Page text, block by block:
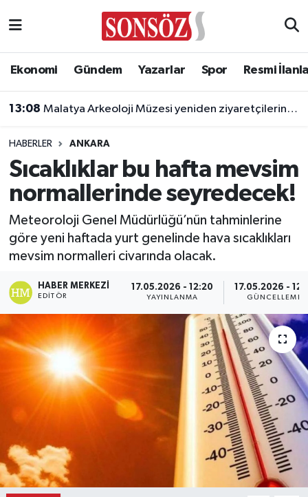
Ekonomi Gündem Yazarlar Spor Resmi
13:08 Malatya Arkeoloji Müzesi yeniden ziyaretçilerini ağırlayacak
HABERLER ANKARA
Sıcaklıklar bu hafta mevsim
normallerinde seyredecek!
Meteoroloji Genel Müdürlüğü’nün tahminlerine
göre yeni haftada yurt genelinde hava sıcaklıkları
mevsim normalleri civarında olacak.
HABER MERKEZI
EDITÖR
17.05.2026 - 12:20
YAYINLANMA
17.05.2026 -
GÜNCELLEME
Asayiş
Biyografi
Çevre
Diğer
Dünya
Eğitim
Ekonomi
Eleman
Emlak
Gurme
Ankara Nöbetçi Eczaneler
Ankara Trafik Yoğunluk Haritası
Süper Lig Puan Durumu ve Fikstür
Tüm Manşetler
Son Dakika Haberleri
Haber Arşivi